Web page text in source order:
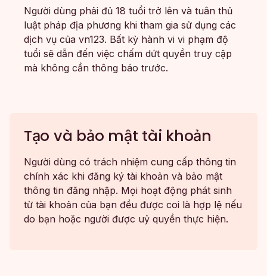
Người dùng phải đủ 18 tuổi trở lên và tuân thủ
luật pháp địa phương khi tham gia sử dụng các
dịch vụ của vn123. Bất kỳ hành vi vi phạm độ
tuổi sẽ dẫn đến việc chấm dứt quyền truy cập
mà không cần thông báo trước.
Tạo và bảo mật tài khoản
Người dùng có trách nhiệm cung cấp thông tin
chính xác khi đăng ký tài khoản và bảo mật
thông tin đăng nhập. Mọi hoạt động phát sinh
từ tài khoản của bạn đều được coi là hợp lệ nếu
do bạn hoặc người được uỷ quyền thực hiện.